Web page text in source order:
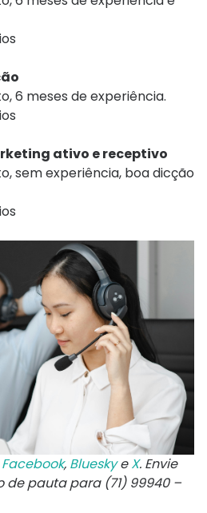
6 meses de experiência.
ativo e receptivo
sem experiência, boa dicção
Facebook, BlueskyeX. Envie
de pauta para (71) 99940 –